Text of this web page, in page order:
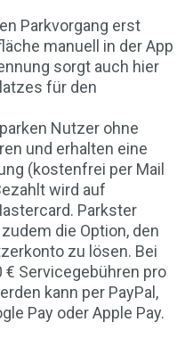
Parkvorgang erst
manuell in der App
sorgt auch hier
für den
Nutzer ohne
und erhalten eine
(kostenfrei per Mail
wird auf
Parkster
die Option, den
zu lösen. Bei
€ Servicegebühren pro
kann per PayPal,
Pay oder Apple Pay.